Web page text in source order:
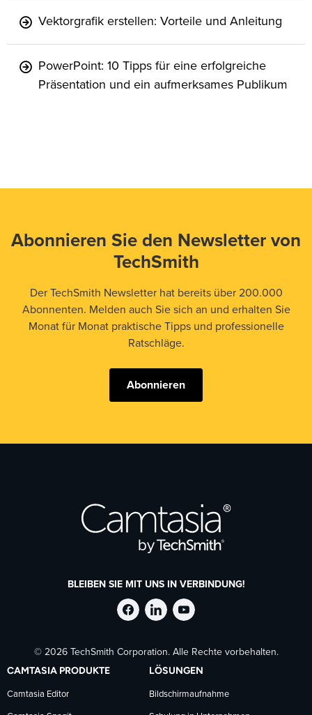
Vektorgrafik erstellen: Vorteile und Anleitung
PowerPoint: 10 Tipps für eine erfolgreiche
Präsentation und ein aufmerksames Publikum
Abonnieren Sie den Newsletter von
TechSmith
Der TechSmith Newsletter hat bereits über 200.000
Abonnenten. Melden auch Sie sich an und erhalten Sie
Monat für Monat praktische Tipps und professionelle
Ratschläge.
Abonnieren
BLEIBEN SIE MIT UNS IN VERBINDUNG!
TechSmith
auf
Facebook
TechSmith
auf
LinkedIn
TechSmith
auf
YouTube
© 2026 TechSmith Corporation. Alle Rechte vorbehalten.
CAMTASIA PRODUKTE
Camtasia Editor
LÖSUNGEN
Bildschirmaufnahme